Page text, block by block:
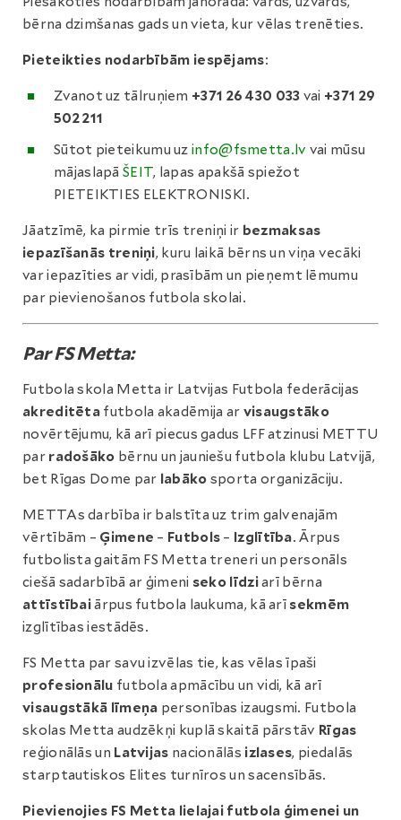
bērna dzimšanas gads un vieta, kur vēlas trenēties.
Pieteikties nodarbībām iespējams:
Zvanot uz tālruņiem +371 26 430 033 vai +371 29
502 211
Sūtot pieteikumu uzinfo@fsmetta.lv vai mūsu
mājaslapāŠEIT, lapas apakšā spiežot
PIETEIKTIES ELEKTRONISKI.
Jāatzīmē, ka pirmie trīs treniņi ir bezmaksas
iepazīšanās treniņi, kuru laikā bērns un viņa vecāki
var iepazīties ar vidi, prasībām un pieņemt lēmumu
par pievienošanos futbola skolai.
Par FS Metta:
Futbola skola Metta ir Latvijas Futbola federācijas
akreditēta futbola akadēmija ar visaugstāko
novērtējumu, kā arī piecus gadus LFF atzinusi METTU
par radošāko bērnu un jauniešu futbola klubu Latvijā,
bet Rīgas Dome par labāko sporta organizāciju.
METTAs darbība ir balstīta uz trim galvenajām
vērtībām – Ģimene – Futbols – Izglītība. Ārpus
futbolista gaitām FS Metta treneri un personāls
ciešā sadarbībā ar ģimeni seko līdziarī bērna
attīstībaiārpus futbola laukuma, kā arī sekmēm
izglītības iestādēs.
FS Metta par savu izvēlas tie, kas vēlas īpaši
profesionālu futbola apmācību un vidi, kā arī
visaugstākā līmeņa personības izaugsmi. Futbola
skolas Metta audzēkņi kuplā skaitā pārstāv Rīgas
reģionālās un Latvijas nacionālās izlases, piedalās
starptautiskos Elites turnīros un sacensībās.
Pievienojies FS Metta lielajai futbola ģimenei un